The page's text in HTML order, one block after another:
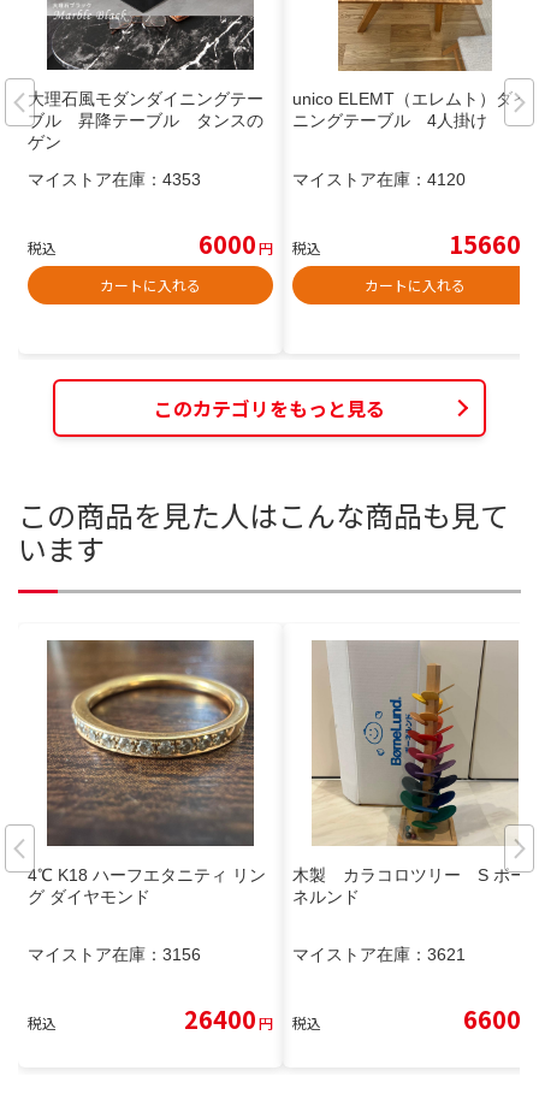
大理石風モダンダイニングテー
ブル 昇降テーブル タンスの
ゲン
マイストア在庫： 4353
税込 6000円
カートに入れる
unico ELEMT（エレムト）ダイ
ニングテーブル 4人掛け
マイストア在庫： 4120
税込 15660
カートに入れる
このカテゴリをもっと見る
この商品を見た人はこんな商品も見て
います
4℃ K18 ハーフエタニティ リン
グ ダイヤモンド
マイストア在庫： 3156
税込 26400円
木製 カラコロツリー S ボー
ネルンド
マイストア在庫： 3621
税込 6600